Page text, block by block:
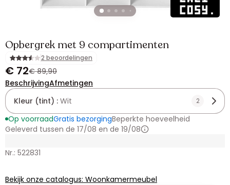
Opbergrek met 9 compartimenten
2 beoordelingen
€ 72€ 89,90
BeschrijvingAfmetingen
Kleur (tint) : Wit 2
Op voorraadGratis bezorgingBeperkte hoeveelheid
Geleverd tussen de 17/08 en de 19/08
Nr.: 522831
Bekijk onze catalogus: Woonkamermeubel